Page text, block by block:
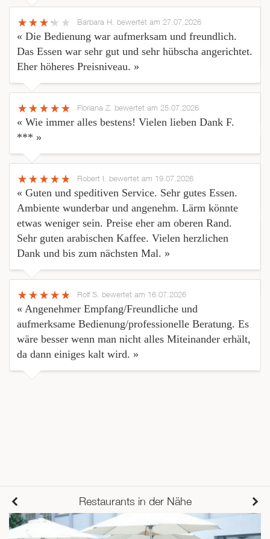
Barbara H. bewertet am 27.07.2026
« Die Bedienung war aufmerksam und freundlich.
Das Essen war sehr gut und sehr hübscha angerichtet.
Eher höheres Preisniveau. »
Floriana Z. bewertet am 25.07.2026
« Wie immer alles bestens! Vielen lieben Dank F.
*** »
Robert I. bewertet am 19.07.2026
« Guten und speditiven Service. Sehr gutes Essen.
Ambiente wunderbar und angenehm. Lärm könnte
etwas weniger sein. Preise eher am oberen Rand.
Sehr guten arabischen Kaffee. Vielen herzlichen
Dank und bis zum nächsten Mal. »
Rolf S. bewertet am 16.07.2026
« Angenehmer Empfang/Freundliche und
aufmerksame Bedienung/professionelle Beratung. Es
wäre besser wenn man nicht alles Miteinander erhält,
da dann einiges kalt wird. »
Restaurants in der Nähe